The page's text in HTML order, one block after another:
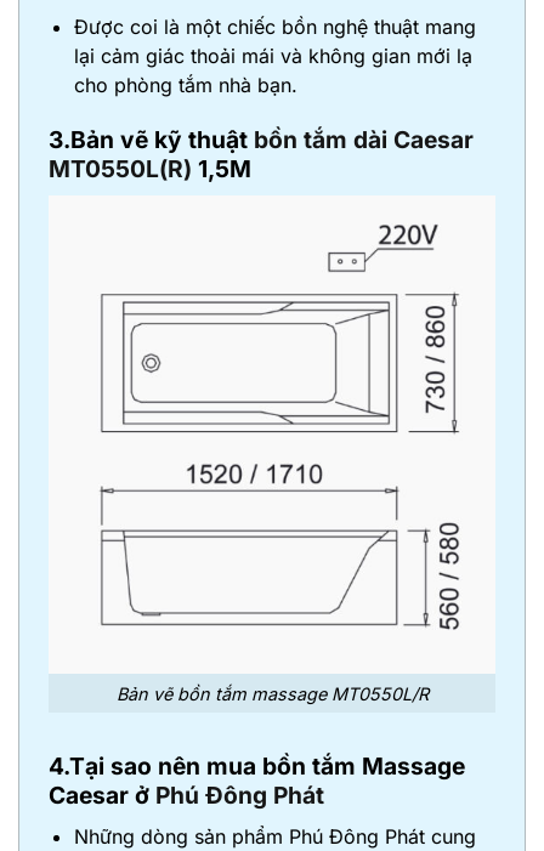
Được coi là một chiếc bồn nghệ thuật mang
lại cảm giác thoải mái và không gian mới lạ
cho phòng tắm nhà bạn.
3.Bản vẽ kỹ thuật bồn tắm dài Caesar
MT0550L(R) 1,5M
Bản vẽ bồn tắm massage MT0550L/R
4.Tại sao nên mua bồn tắm Massage
Caesar ở Phú Đông Phát
Những dòng sản phẩm Phú Đông Phát cung